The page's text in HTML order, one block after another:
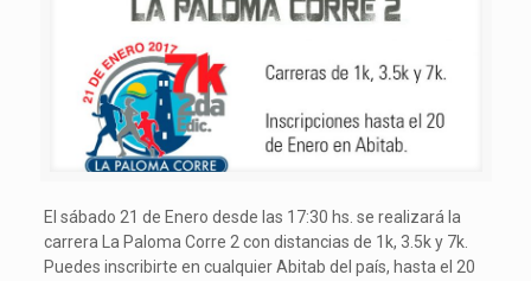
El sábado 21 de Enero desde las 17:30 hs. se realizará la
carrera La Paloma Corre 2 con distancias de 1k, 3.5k y 7k.
Puedes inscribirte en cualquier Abitab del país, hasta el 20